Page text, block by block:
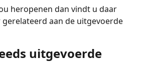
heropenen dan vindt u daar
aan de uitgevoerde
uitgevoerde